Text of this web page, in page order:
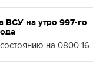
ВСУ на утро 997-го
на 0800 16